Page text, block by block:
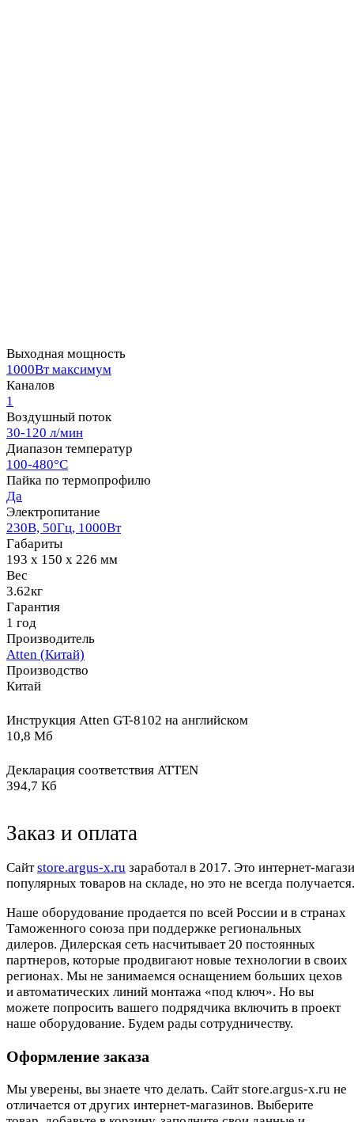
Выходная мощность
1000Вт максимум
Каналов
1
Воздушный поток
30-120 л/мин
Диапазон температур
100-480°C
Пайка по термопрофилю
Да
Электропитание
230В, 50Гц, 1000Вт
Габариты
193 x 150 x 226 мм
Вес
3.62кг
Гарантия
1 год
Производитель
Atten (Китай)
Производство
Китай
Инструкция Atten GT-8102 на английском
10,8 Мб
Декларация соответствия ATTEN
394,7 Кб
Заказ и оплата
Cайтstore.argus-x.ru заработал в 2017. Это интернет-
популярных товаров на складе, но это не всегда
Наше оборудование продается по всей России и в странах
Таможенного союза при поддержке региональных
дилеров. Дилерская сеть насчитывает 20 постоянных
партнеров, которые продвигают новые технологии в своих
регионах. Мы не занимаемся оснащением больших цехов
и автоматических линий монтажа «под ключ». Но вы
можете попросить вашего подрядчика включить в проект
наше оборудование. Будем рады сотрудничеству.
Оформление заказа
Мы уверены, вы знаете что делать. Сайт store.argus-x.ru не
отличается от других интернет-магазинов. Выберите